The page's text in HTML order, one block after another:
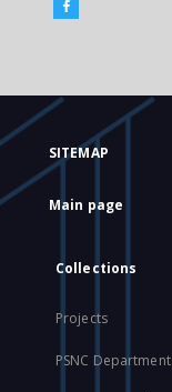
SITEMAP
Main page
Collections
Projects
PSNC